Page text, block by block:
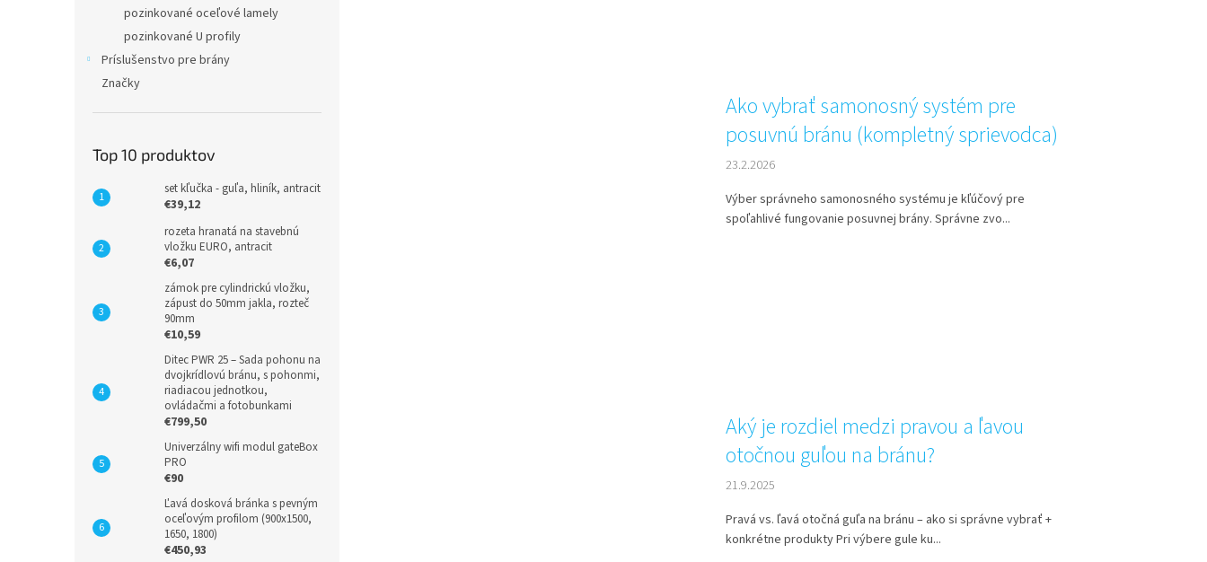
pozinkované oceľové lamely
pozinkované U profily
Príslušenstvo pre brány
Značky
Top 10 produktov
set kľučka - guľa, hliník, antracit
€39,12
rozeta hranatá na stavebnú
vložku EURO, antracit
€6,07
zámok pre cylindrickú vložku,
zápust do 50mm jakla, rozteč
90mm
€10,59
Ditec PWR 25 – Sada pohonu na
dvojkrídlovú bránu, s pohonmi,
riadiacou jednotkou,
ovládačmi a fotobunkami
€799,50
Univerzálny wifi modul gateBox
PRO
€90
Ľavá dosková bránka s pevným
oceľovým profilom (900x1500,
1650, 1800)
€450,93
Ako vybrať samonosný systém pre
posuvnú bránu (kompletný sprievodca)
23.2.2026
Výber správneho samonosného systému je kľúčový pre
spoľahlivé fungovanie posuvnej brány. Správne zvo...
Aký je rozdiel medzi pravou a ľavou
otočnou guľou na bránu?
21.9.2025
Pravá vs. ľavá otočná guľa na bránu – ako si správne vybrať +
konkrétne produkty Pri výbere gule ku...